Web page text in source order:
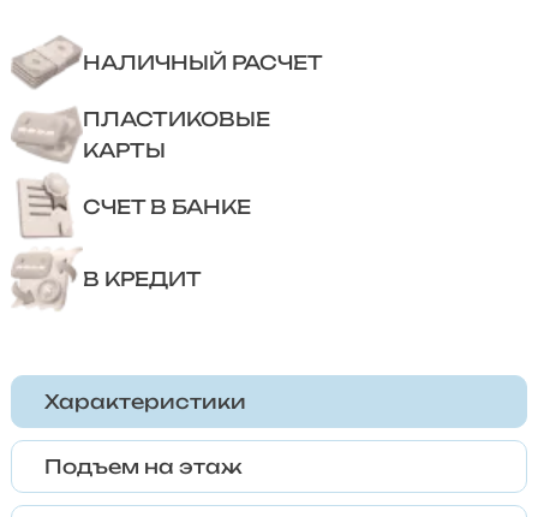
НАЛИЧНЫЙ РАСЧЕТ
ПЛАСТИКОВЫЕ
КАРТЫ
СЧЕТ В БАНКЕ
В КРЕДИТ
Характеристики
Подъем на этаж